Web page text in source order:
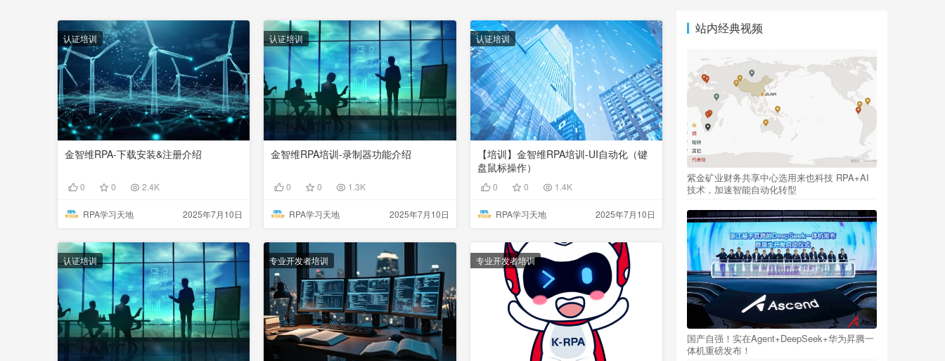
认证培训
金智维RPA-下载安装&注册介绍
0 0 2.4K
RPA学习天地 2025年7月10日
认证培训
金智维RPA培训-录制器功能介绍
0 0 1.3K
RPA学习天地 2025年7月10日
认证培训
【培训】金智维RPA培训-UI自动化（键
盘鼠标操作）
0 0 1.4K
RPA学习天地 2025年7月10日
认证培训 专业开发者培训 专业开发者培训
站内经典视频
紫金矿业财务共享中心选用来也科技 RPA+AI
技术，加速智能自动化转型
国产自强！实在Agent+DeepSeek+华为昇腾一
体机重磅发布！